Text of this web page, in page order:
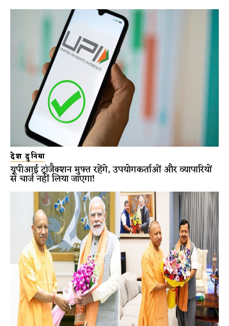
देश दुनिया
यूपीआई ट्रांजैक्शन मुफ्त रहेंगे, उपयोगकर्ताओं और व्यापारियों
से चार्ज नहीं लिया जाएगा!